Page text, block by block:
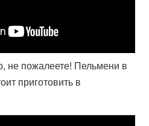
не пожалеете! Пельмени в
приготовить в